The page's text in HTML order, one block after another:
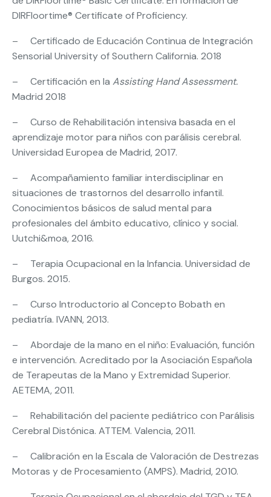
DIRFloortime® Certificate of Proficiency.
– Certificado de Educación Continua de Integración
Sensorial University of Southern California. 2018
– Certificación en la Assisting Hand Assessment.
Madrid 2018
– Curso de Rehabilitación intensiva basada en el
aprendizaje motor para niños con parálisis cerebral.
Universidad Europea de Madrid, 2017.
– Acompañamiento familiar interdisciplinar en
situaciones de trastornos del desarrollo infantil.
Conocimientos básicos de salud mental para
profesionales del ámbito educativo, clínico y social.
Uutchi&moa, 2016.
– Terapia Ocupacional en la Infancia. Universidad de
Burgos. 2015.
– Curso Introductorio al Concepto Bobath en
pediatría. IVANN, 2013.
– Abordaje de la mano en el niño: Evaluación, función
e intervención. Acreditado por la Asociación Española
de Terapeutas de la Mano y Extremidad Superior.
AETEMA, 2011.
– Rehabilitación del paciente pediátrico con Parálisis
Cerebral Distónica. ATTEM. Valencia, 2011.
– Calibración en la Escala de Valoración de Destrezas
Motoras y de Procesamiento (AMPS). Madrid, 2010.